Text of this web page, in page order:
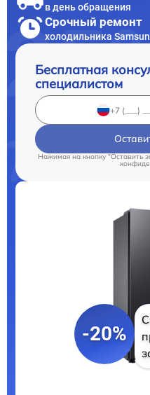
в день обращения
Срочный ремонт
холодильника
Бесплатная
специалистом
Нажимая на кнопку "Оставить
-20%